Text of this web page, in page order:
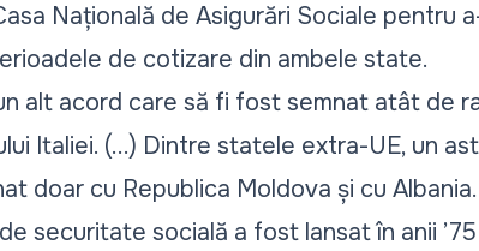
Națională de Asigurări Sociale pentru
de cotizare din ambele state.
alt acord care să fi fost semnat atât de
Italiei. (...) Dintre statele extra-UE, un
doar cu Republica Moldova și cu
securitate socială a fost lansat în anii